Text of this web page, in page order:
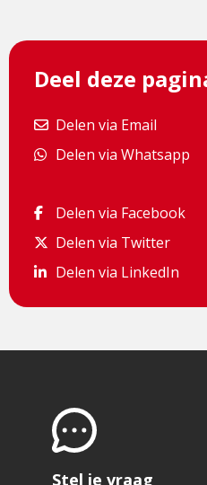
externe
paginaDeel deze
Delen via Email
Delen via Email
Delen via Whatsapp
Delen via Whatsapp
Delen via Facebook
Delen via Facebook
Delen via Twitter
Delen via Twitter
Delen via LinkedIn
Delen via LinkedIn
Stel je vraag